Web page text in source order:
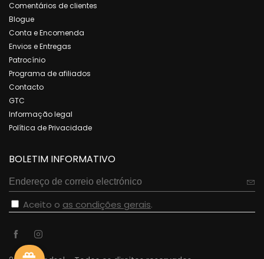
Comentários de clientes
Blogue
Conta e Encomenda
Envios e Entregas
Patrocínio
Programa de afiliados
Contacto
GTC
Informação legal
Política de Privacidade
BOLETIM INFORMATIVO
Aceito o as condições gerais.